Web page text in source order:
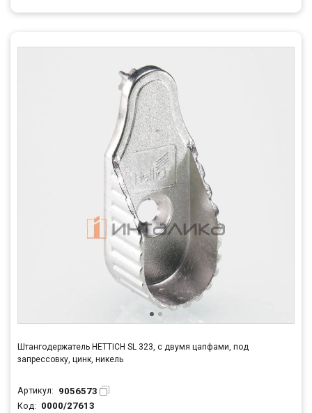
Штангодержатель HETTICH SL 323, с двумя цапфами, под
запрессовку, цинк, никель
Артикул: 9056573
Код: 0000/27613